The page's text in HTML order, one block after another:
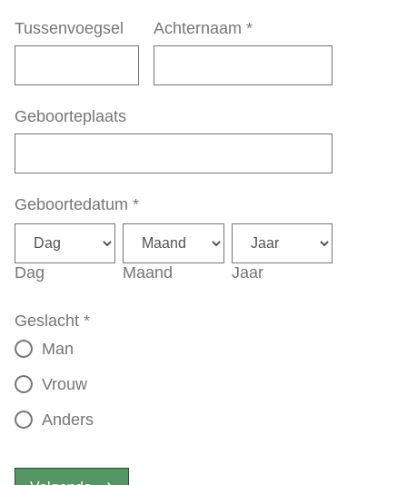
Tussenvoegsel Achternaam *
Geboorteplaats
Geboortedatum *
Dag Maand Jaar
Geslacht *
Man
Vrouw
Anders